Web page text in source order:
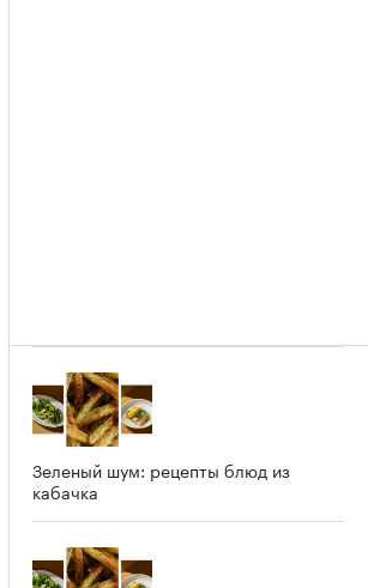
Зеленый шум: рецепты блюд из
кабачка